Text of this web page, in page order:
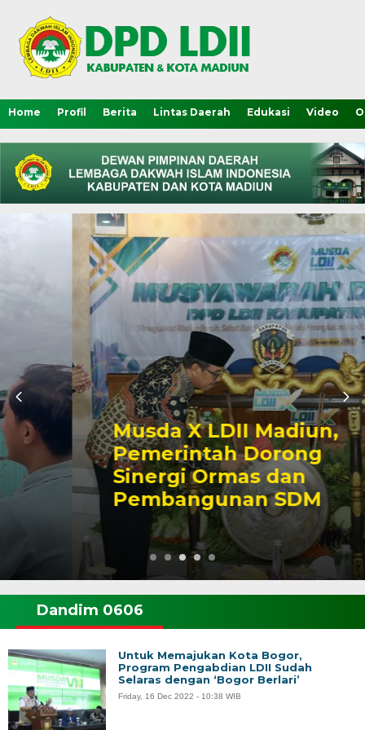
Home Profil Berita Lintas Daerah Edukasi Video
Musda X LDII Madiun,
Pemerintah Dorong
Sinergi Ormas dan
Pembangunan SDM
Dandim 0606
Untuk Memajukan Kota Bogor,
Program Pengabdian LDII Sudah
Selaras dengan ‘Bogor Berlari’
Friday, 16 Dec 2022 - 10:38 WIB